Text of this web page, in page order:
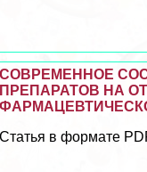
СОВРЕМЕННОЕ
ПРЕПАРАТОВ НА
Статья в формате